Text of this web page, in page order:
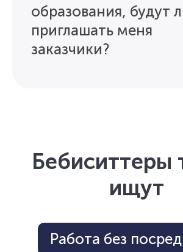
образования, будут
приглашать меня
заказчики?
Бебиситтеры
ищут
Работа без